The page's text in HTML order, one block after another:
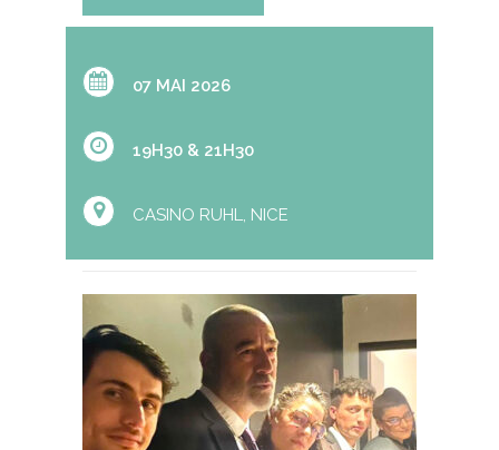
07 MAI 2026
19H30 & 21H30
CASINO RUHL, NICE